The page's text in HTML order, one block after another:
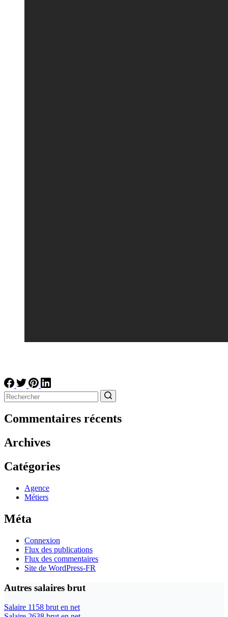
résultat
Commentaires récents
Archives
Catégories
Agence
Métiers
Méta
Connexion
Flux des publications
Flux des commentaires
Site de WordPress-FR
Autres salaires brut
Salaire 1158 brut en net